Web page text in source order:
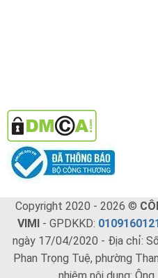
Copyright 2020 - 2026 ©
VIMI- GPDKKD:
ngày 17/04/2020 - Địa chỉ:
Phan Trọng Tuệ, phường
nhiệm nội dung: